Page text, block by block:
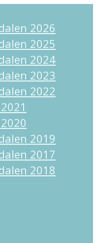
2026
2025
2024
2023
2022
2019
2017
2018